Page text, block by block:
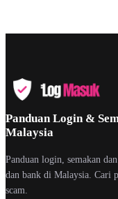
Panduan Login &
Malaysia
Panduan login, semakan
dan bank di Malaysia. Cari
scam.